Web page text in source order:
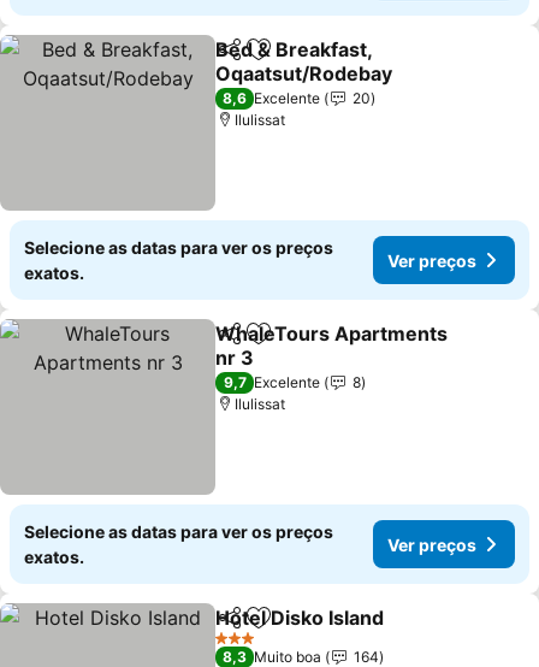
PartilharAdicionar aos favoritos
Bed & Breakfast,
Oqaatsut/Rodebay
Ver preços
8,6 Excelente
20
Ilulissat
Selecione as datas para ver os preços
exatos.
Ver preços
PartilharAdicionar aos favoritos
WhaleTours Apartments
nr 3
Ver preços
9,7 Excelente
8
Ilulissat
Selecione as datas para ver os preços
exatos.
Ver preços
PartilharAdicionar aos favoritos
Hotel Disko Island
3 Estrelas
8,3 Muito boa
164